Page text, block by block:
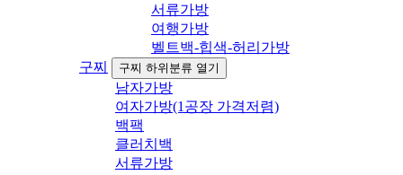
서류가방
여행가방
벨트백-힙색-허리가방
구찌
구찌 하위분류 열기
남자가방
여자가방(1공장 가격저렴)
백팩
클러치백
서류가방